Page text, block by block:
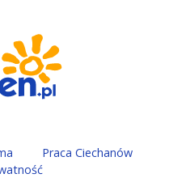
Praca Ciechanów